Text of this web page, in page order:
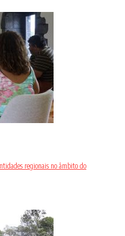
regionais no âmbito do